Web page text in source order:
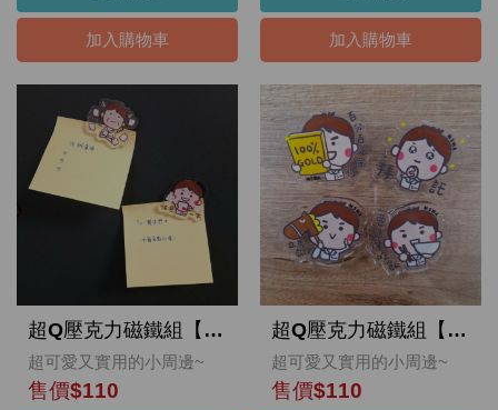
加入購物車 加入購物車
超Q壓克力磁鐵組【資深社畜】
超可愛又實用的小周邊~
售價$110
超Q壓克力磁鐵組【新手社寵】
超可愛又實用的小周邊~
售價$110